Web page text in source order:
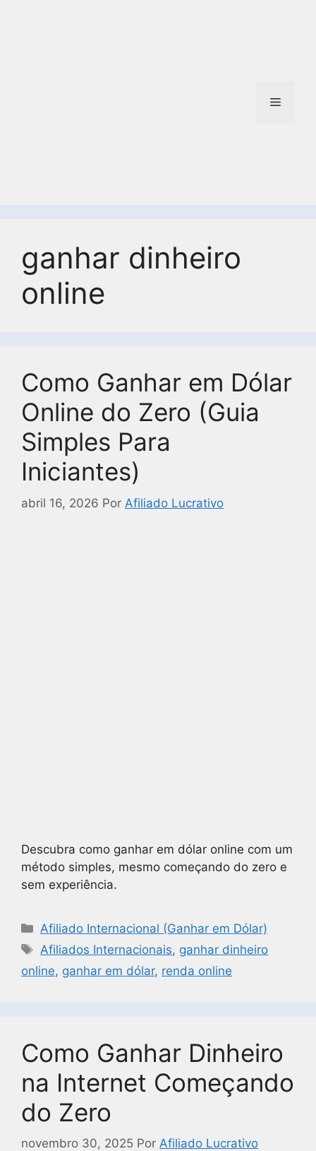
ganhar dinheiro
online
Como Ganhar em Dólar
Online do Zero (Guia
Simples Para
Iniciantes)
abril 16, 2026 Por Afiliado Lucrativo
Descubra como ganhar em dólar online com um
método simples, mesmo começando do zero e
sem experiência.
Afiliado Internacional (Ganhar em Dólar)
Afiliados Internacionais, ganhar dinheiro
online, ganhar em dólar, renda online
Como Ganhar Dinheiro
na Internet Começando
do Zero
novembro 30, 2025 Por Afiliado Lucrativo